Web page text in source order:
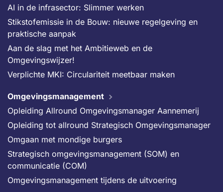
AI in de infrasector: Slimmer werken
Stikstofemissie in de Bouw: nieuwe regelgeving en
praktische aanpak
Aan de slag met het Ambitieweb en de
Omgevingswijzer!
Verplichte MKI: Circulariteit meetbaar maken
Omgevingsmanagement
Opleiding Allround Omgevingsmanager Aannemerij
Opleiding tot allround Strategisch Omgevingsmanager
Omgaan met mondige burgers
Strategisch omgevingsmanagement (SOM) en
communicatie (COM)
Omgevingsmanagement tijdens de uitvoering